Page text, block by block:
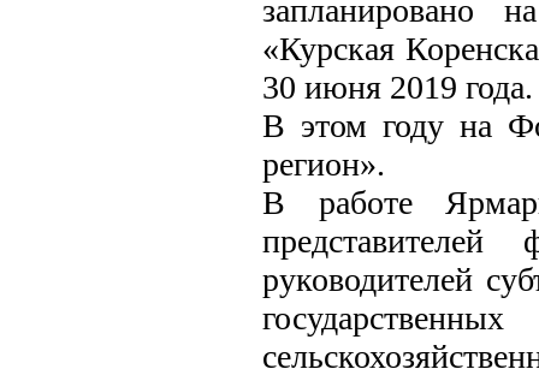
запланировано
«Курская
30 июня 2019 года.
В этом году на
регион».
В работе
руководителей